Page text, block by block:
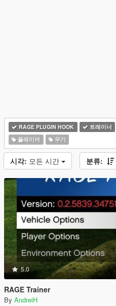
RAGE PLUGIN HOOK 트레이너
플레이어
무기
시각: 모든 시간 분류:
5.0
RAGE Trainer
By AndreiH